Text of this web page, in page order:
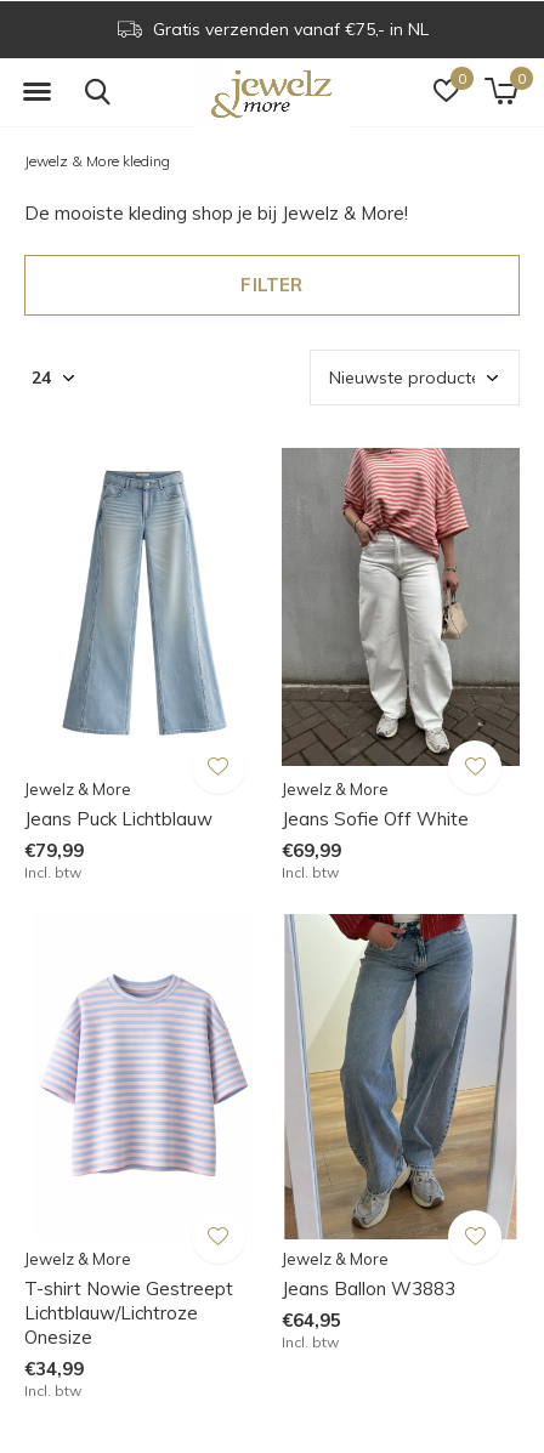
0 0
vanaf €75,- in NL Voor 16.00 uur
Jewelz & More kleding
De mooiste kleding shop je bij Jewelz & More!
FILTER
Jewelz & More
Jeans Puck Lichtblauw
€79,99
Incl. btw
Jewelz & More
Jeans Sofie Off White
€69,99
Incl. btw
Jewelz & More
T-shirt Nowie Gestreept
Lichtblauw/Lichtroze
Onesize
€34,99
Incl. btw
Jewelz & More
Jeans Ballon W3883
€64,95
Incl. btw